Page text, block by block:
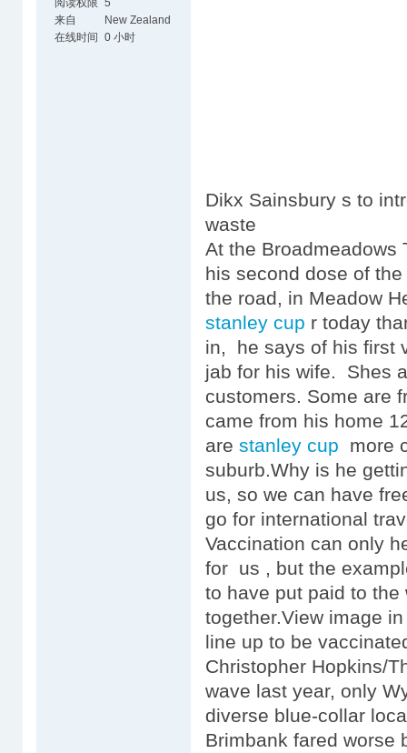
来自
New Zealand
在线时间
0 小时
Dikx Sainsbury s to
waste
At the Broadmeadows
his second dose of
the road, in Meadow
stanley cup r today
in, he says of his first
jab for his wife. Shes
customers. Some are
came from his home
are stanley cup more
suburb.Why is he
us, so we can have
go for international
Vaccination can only
for us , but the
to have put paid to
together.View image
line up to be
Christopher Hopkins/
wave last year, only
diverse blue-collar
Brimbank fared worse